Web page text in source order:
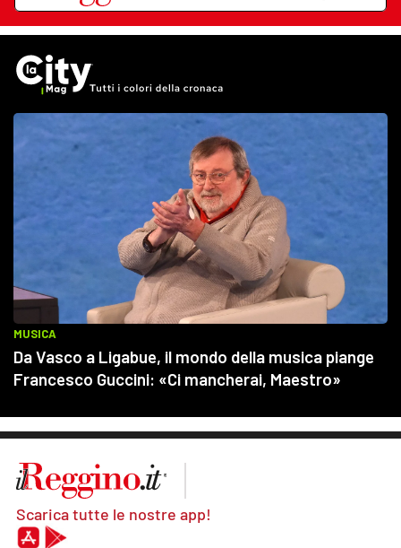
Scarica tutte le nostre app!